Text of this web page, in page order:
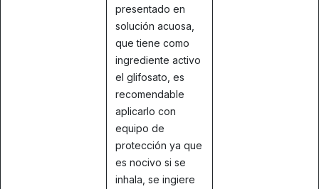
presentado en
solución acuosa,
que tiene como
ingrediente activo
el glifosato, es
recomendable
aplicarlo con
equipo de
protección ya que
es nocivo si se
inhala, se ingiere